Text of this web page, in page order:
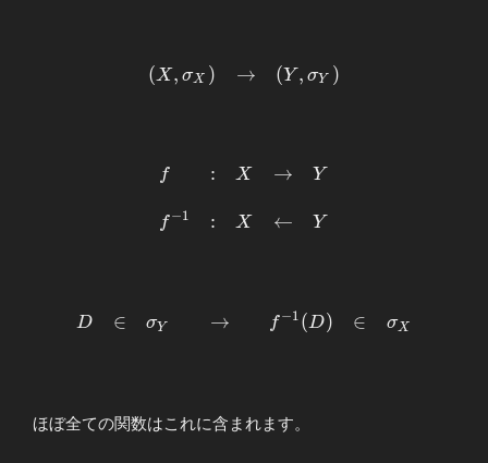
\begin{array}
(Y,σ_Y)
\end{array}
(X , σX ) → (Y , σY )
\begin{array}
f&:&X&\to&Y \\
f
f −1
:
:
X
X
→
←
Y
Y
\begin{array}
&&\to&&
f^{-1}
D ∈ σY → f−1 (D) ∈ σX
ほぼ全ての関数はこれに含まれます。